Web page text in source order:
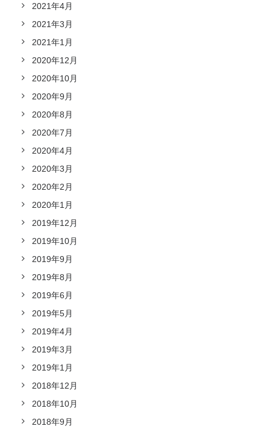
2021年4月
2021年3月
2021年1月
2020年12月
2020年10月
2020年9月
2020年8月
2020年7月
2020年4月
2020年3月
2020年2月
2020年1月
2019年12月
2019年10月
2019年9月
2019年8月
2019年6月
2019年5月
2019年4月
2019年3月
2019年1月
2018年12月
2018年10月
2018年9月